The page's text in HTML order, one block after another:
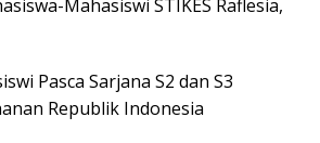
Mahasiswi STIKES Raflesia,
Pasca Sarjana S2 dan S3
Republik Indonesia